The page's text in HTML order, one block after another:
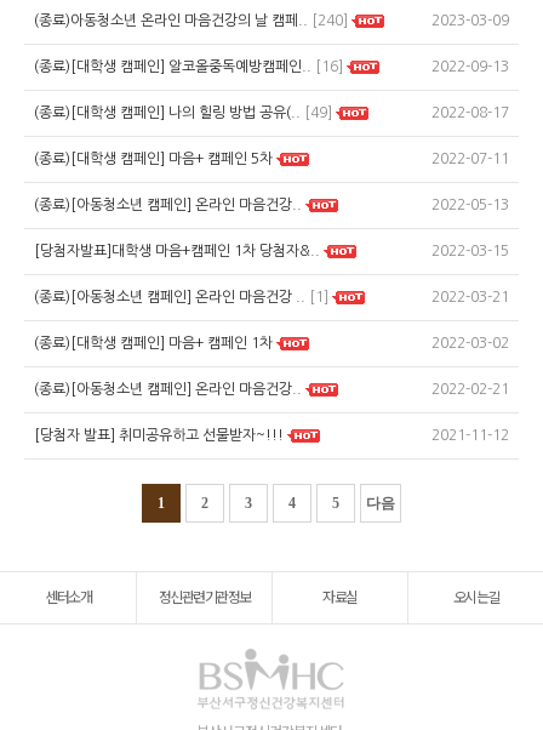
(종료)아동청소년 온라인 마음건강의 날 캠페.. [240] 2023-03-09
(종료)[대학생 캠페인] 알코올중독예방캠페인.. [16] 2022-09-13
(종료)[대학생 캠페인] 나의 힐링 방법 공유(.. [49] 2022-08-17
(종료)[대학생 캠페인] 마음+ 캠페인 5차 2022-07-11
(종료)[아동청소년 캠페인] 온라인 마음건강.. 2022-05-13
[당첨자발표]대학생 마음+캠페인 1차 당첨자&.. 2022-03-15
(종료)[아동청소년 캠페인] 온라인 마음건강 .. [1] 2022-03-21
(종료)[대학생 캠페인] 마음+ 캠페인 1차 2022-03-02
(종료)[아동청소년 캠페인] 온라인 마음건강.. 2022-02-21
[당첨자 발표] 취미공유하고 선물받자~!!! 2021-11-12
1 2 3 4 5 다음
센터소개 정신관련기관정보 자료실 오시는길